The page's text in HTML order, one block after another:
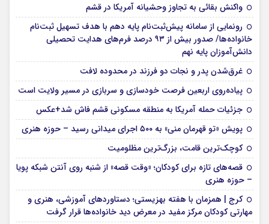
واکنش بقائی به تجاوز وحشیانه آمریکا در قشم
رونمایی از سامانه پیش‌ثبت‌نام پایه دهم با هدف تسهیل ثبت‌نام
خانواده‌ها/ صدور بیش از ۹۳ درصد فرم‌های هدایت تحصیلی
دانش‌آموزان پایه نهم
غرق‌شدن پدر و نجات دو فرزند در محدوده لافت
پیاده‌روی اربعین فرصت خودسازی و سربازی در مسیر ولایت است
جزئیات حمله آمریکا به منطقه مسکونی قشم فاش شد+عکس
پویش «تو قهرمان منی» به ۵۰۰ اجرای میدانی رسید – حوزه هنری
کوچک‌ترین قامت، بزرگ‌ترین مظلومیت
قصه‌های تازه برای کودکان؛ «وقت قصه» از شنبه روی آنتن شبکه پویا
– حوزه هنری
کرج | همزمان با هفته بهزیستی؛ دستاوردهای آموزشی، هنری و
مهارتی کودکان مرکز مفید در معرض دید خانواده‌ها قرار گرفت